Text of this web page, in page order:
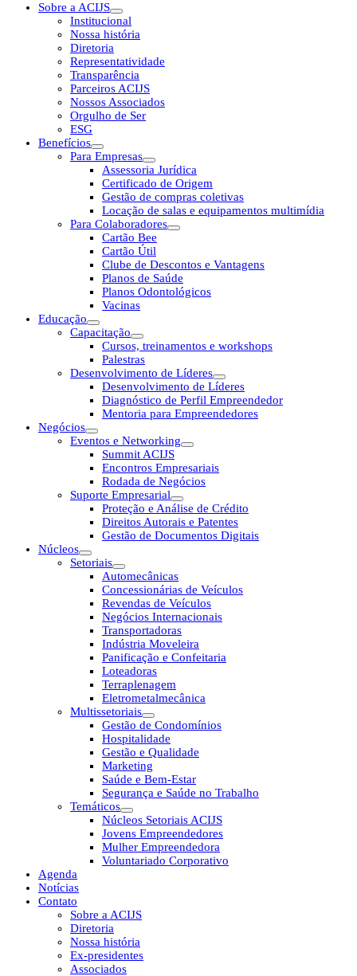
Sobre a ACIJS
Institucional
Nossa história
Diretoria
Representatividade
Transparência
Parceiros ACIJS
Nossos Associados
Orgulho de Ser
ESG
Benefícios
Para Empresas
Assessoria Jurídica
Certificado de Origem
Gestão de compras coletivas
Locação de salas e equipamentos multimídia
Para Colaboradores
Cartão Bee
Cartão Útil
Clube de Descontos e Vantagens
Planos de Saúde
Planos Odontológicos
Vacinas
Educação
Capacitação
Cursos, treinamentos e workshops
Palestras
Desenvolvimento de Líderes
Desenvolvimento de Líderes
Diagnóstico de Perfil Empreendedor
Mentoria para Empreendedores
Negócios
Eventos e Networking
Summit ACIJS
Encontros Empresariais
Rodada de Negócios
Suporte Empresarial
Proteção e Análise de Crédito
Direitos Autorais e Patentes
Gestão de Documentos Digitais
Núcleos
Setoriais
Automecânicas
Concessionárias de Veículos
Revendas de Veículos
Negócios Internacionais
Transportadoras
Indústria Moveleira
Panificação e Confeitaria
Loteadoras
Terraplenagem
Eletrometalmecânica
Multissetoriais
Gestão de Condomínios
Hospitalidade
Gestão e Qualidade
Marketing
Saúde e Bem-Estar
Segurança e Saúde no Trabalho
Temáticos
Núcleos Setoriais ACIJS
Jovens Empreendedores
Mulher Empreendedora
Voluntariado Corporativo
Agenda
Notícias
Contato
Sobre a ACIJS
Diretoria
Nossa história
Ex-presidentes
Associados